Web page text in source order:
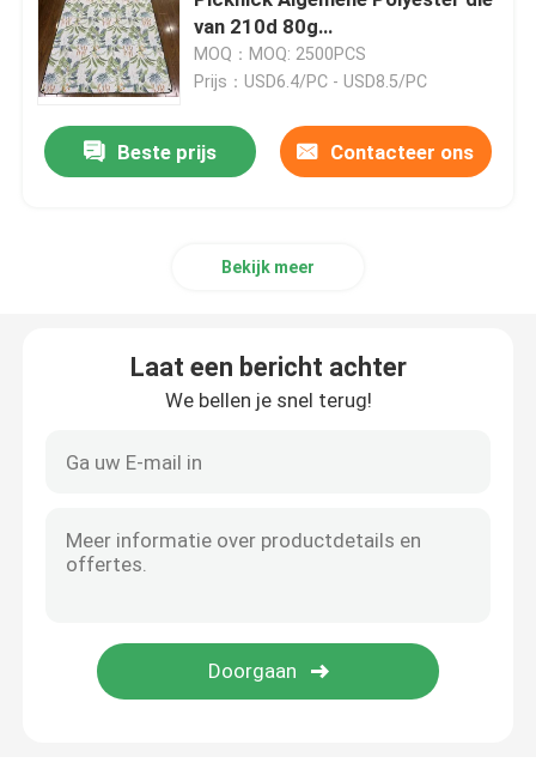
de concentrator van de reiszuurstof
de hoge concentrator van de stroomzuurstof
De Verzadigingsmonitor van de huiszuurstof
Lichte Opvouwbare Rolstoel
van 210d 80g
Openluchtstrandmat drukken
MOQ：MOQ: 2500PCS
Prijs：USD6.4/PC - USD8.5/PC
Beste prijs Contacteer ons
Bekijk meer
Laat een bericht achter
We bellen je snel terug!